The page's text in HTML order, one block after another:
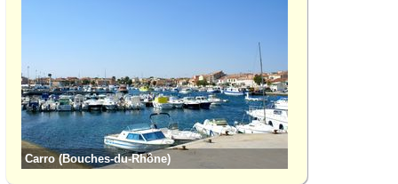
Carro (Bouches-du-Rhône)